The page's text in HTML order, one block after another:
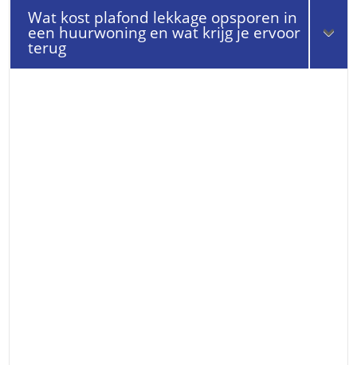
Wat kost plafond lekkage opsporen in
een huurwoning en wat krijg je ervoor
terug